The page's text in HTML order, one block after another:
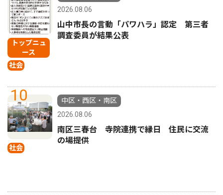
トップニュ
ース
社会
2026.08.06
山中市長の言動「パワハラ」認定 第三者
調査委員が結果公表
10
社会
中区・西区・南区
2026.08.06
南区三春台 寺院連携で縁日 住民に交流
の場提供